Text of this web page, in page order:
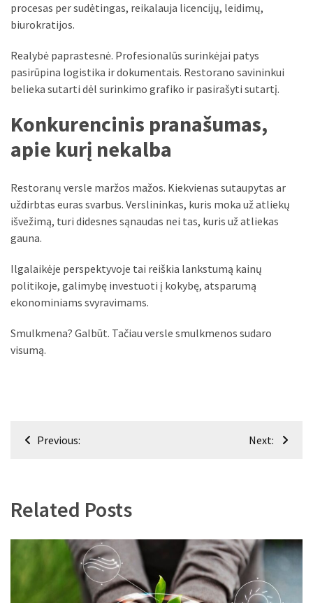
procesas per sudėtingas, reikalauja licencijų, leidimų,
biurokratijos.
Realybė paprastesnė. Profesionalūs surinkėjai patys
pasirūpina logistika ir dokumentais. Restorano savininkui
belieka sutarti dėl surinkimo grafiko ir pasirašyti sutartį.
Konkurencinis pranašumas,
apie kurį nekalba
Restoranų versle maržos mažos. Kiekvienas sutaupytas ar
uždirbtas euras svarbus. Verslininkas, kuris moka už atliekų
išvežimą, turi didesnes sąnaudas nei tas, kuris už atliekas
gauna.
Ilgalaikėje perspektyvoje tai reiškia lankstumą kainų
politikoje, galimybę investuoti į kokybę, atsparumą
ekonominiams svyravimams.
Smulkmena? Galbūt. Tačiau versle smulkmenos sudaro
visumą.
Navigacija
Previous: Next:
Related Posts